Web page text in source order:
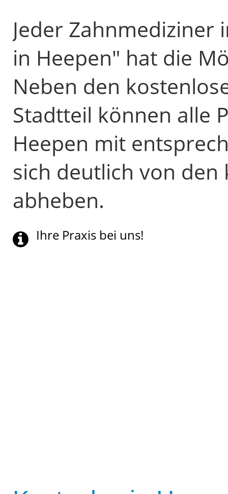
Jeder
in Heepen" hat die
Neben den
Stadtteil können alle
Heepen mit
sich deutlich von
abheben.
Ihre Praxis bei uns!